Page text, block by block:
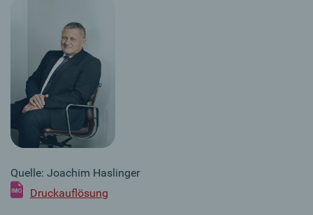
Quelle: Joachim Haslinger
Druckauflösung